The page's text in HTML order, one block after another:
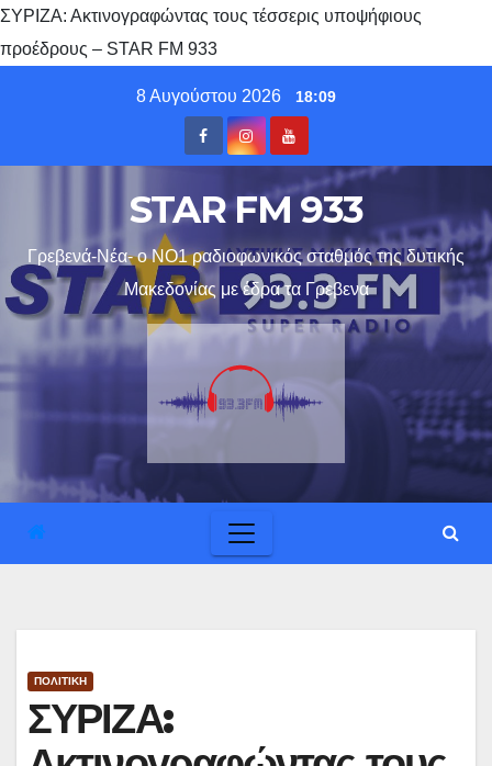
ΣΥΡΙΖΑ: Ακτινογραφώντας τους τέσσερις υποψήφιους
προέδρους – STAR FM 933
8 Αυγούστου 2026 18:09
STAR FM 933
Γρεβενά-Νέα- ο ΝΟ1 ραδιοφωνικός σταθμός της δυτικής
Μακεδονίας με έδρα τα Γρεβενα
ΠΟΛΙΤΙΚΗ
ΣΥΡΙΖΑ: